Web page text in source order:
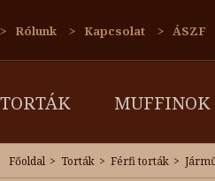
Rólunk Kapcsolat ÁSZF
TORTÁK MUFFINOK
Főoldal Torták Férfi torták